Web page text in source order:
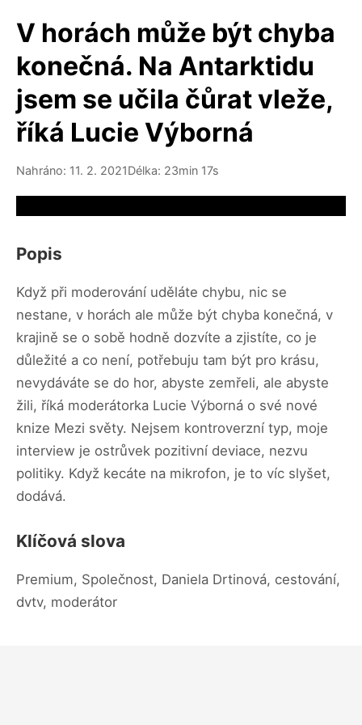
V horách může být chyba
konečná. Na Antarktidu
jsem se učila čůrat vleže,
říká Lucie Výborná
Nahráno: 11. 2. 2021Délka: 23min 17s
Popis
Když při moderování uděláte chybu, nic se
nestane, v horách ale může být chyba konečná, v
krajině se o sobě hodně dozvíte a zjistíte, co je
důležité a co není, potřebuju tam být pro krásu,
nevydáváte se do hor, abyste zemřeli, ale abyste
žili, říká moderátorka Lucie Výborná o své nové
knize Mezi světy. Nejsem kontroverzní typ, moje
interview je ostrůvek pozitivní deviace, nezvu
politiky. Když kecáte na mikrofon, je to víc slyšet,
dodává.
Klíčová slova
Premium, Společnost, Daniela Drtinová, cestování,
dvtv, moderátor